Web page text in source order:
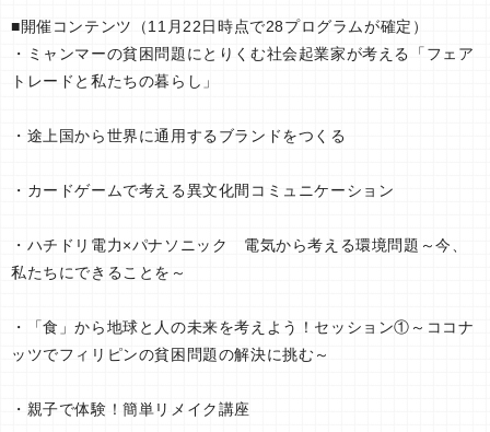
■開催コンテンツ（11月22日時点で28プログラムが確定）
・ミャンマーの貧困問題にとりくむ社会起業家が考える「フェア
トレードと私たちの暮らし」
・途上国から世界に通用するブランドをつくる
・カードゲームで考える異文化間コミュニケーション
・ハチドリ電力×パナソニック 電気から考える環境問題～今、
私たちにできることを～
・「食」から地球と人の未来を考えよう！セッション①～ココナ
ッツでフィリピンの貧困問題の解決に挑む～
・親子で体験！簡単リメイク講座